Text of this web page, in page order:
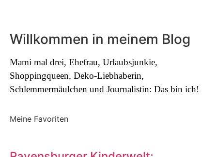
Willkommen in meinem Blog
Mami mal drei, Ehefrau, Urlaubsjunkie,
Shoppingqueen, Deko-Liebhaberin,
Schlemmermäulchen und Journalistin: Das bin ich!
Meine Favoriten